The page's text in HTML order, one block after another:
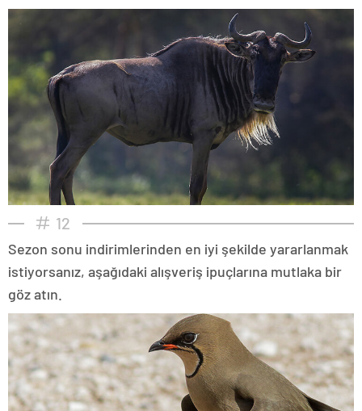
12
Sezon sonu indirimlerinden en iyi şekilde yararlanmak
istiyorsanız, aşağıdaki alışveriş ipuçlarına mutlaka bir
göz atın.